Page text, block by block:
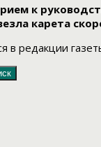
к
карета
редакции